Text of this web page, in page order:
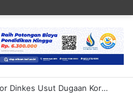
Kejari Tabanan Geledah Kantor Dinkes Usut Dugaan Korupsi Anggaran BBM Dan Makan Minum